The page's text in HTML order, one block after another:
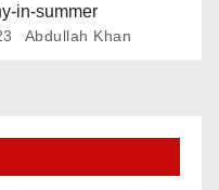
in-summer
Abdullah Khan